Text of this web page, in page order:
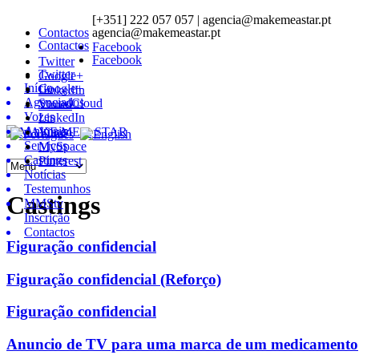
Contactos
agencia@makemeastar.pt
Facebook
Twitter
Google+
SoundCloud
LinkedIn
Vimeo
MySpace
Pinterest
Contactos
[+351] 222 057 057 | agencia@makemeastar.pt
Facebook
Twitter
Google+
LinkedIn
Vimeo
Castings
Figuração confidencial
Figuração confidencial (Reforço)
Figuração confidencial
Anuncio de TV para uma marca de um medicamento
Início
Agenciados
Vozes
Animais
Serviços
Castings
Notícias
Testemunhos
MMStv
Inscrição
Contactos